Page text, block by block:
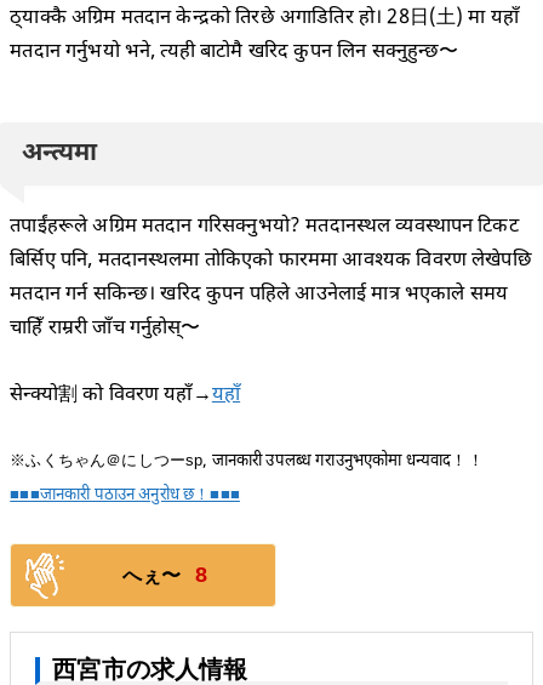
ठ्याक्कै अग्रिम मतदान केन्द्रको तिरछे अगाडितिर हो। 28日(土) मा यहाँ
मतदान गर्नुभयो भने, त्यही बाटोमै खरिद कुपन लिन सक्नुहुन्छ〜
अन्त्यमा
तपाईंहरूले अग्रिम मतदान गरिसक्नुभयो? मतदानस्थल व्यवस्थापन टिकट
बिर्सिए पनि, मतदानस्थलमा तोकिएको फारममा आवश्यक विवरण लेखेपछि
मतदान गर्न सकिन्छ। खरिद कुपन पहिले आउनेलाई मात्र भएकाले समय
चाहिँ राम्ररी जाँच गर्नुहोस्〜
सेन्क्यो割 को विवरण यहाँ→यहाँ
※ふくちゃん＠にしつーsp, जानकारी उपलब्ध गराउनुभएकोमा धन्यवाद！！
■■■जानकारी पठाउन अनुरोध छ！■■■
へぇ〜 8
西宮市の求人情報